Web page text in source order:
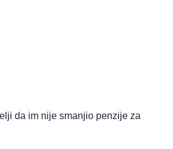
da im nije smanjio penzije za